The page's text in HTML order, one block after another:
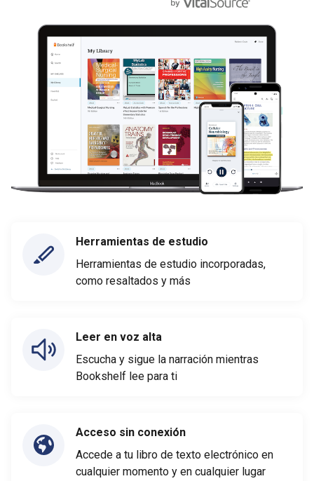
Herramientas de estudio
Herramientas de estudio incorporadas,
como resaltados y más
Leer en voz alta
Escucha y sigue la narración mientras
Bookshelf lee para ti
Acceso sin conexión
Accede a tu libro de texto electrónico en
cualquier momento y en cualquier lugar